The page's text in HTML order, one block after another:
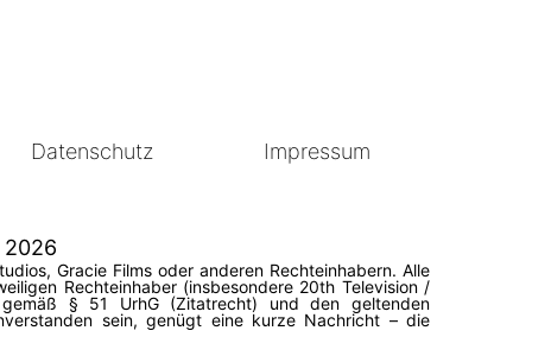
Datenschutz Impressum
2026
Gracie Films oder anderen Rechteinhabern. Alle
Rechteinhaber (insbesondere 20th Television /
§ 51 UrhG (Zitatrecht) und den geltenden
sein, genügt eine kurze Nachricht – die